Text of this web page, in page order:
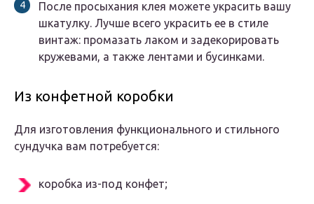
После просыхания клея можете украсить вашу
шкатулку. Лучше всего украсить ее в стиле
винтаж: промазать лаком и задекорировать
кружевами, а также лентами и бусинками.
Из конфетной коробки
Для изготовления функционального и стильного
сундучка вам потребуется:
коробка из-под конфет;